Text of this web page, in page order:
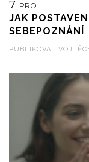
7 PRO
JAK
SEBEPOZNÁNÍ
PUBLIKOVAL